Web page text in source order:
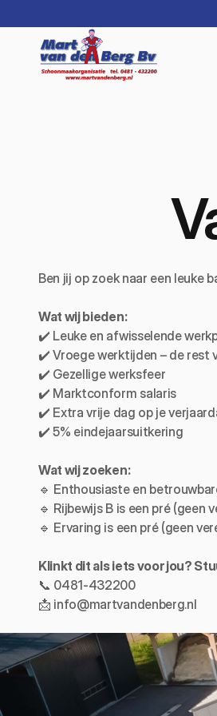
Ben jij op zoek naar een leuke
Wat wij bieden:
✔️ Leuke en afwisselende
✔️ Vroege werktijden – de rest
✔️ Gezellige werksfeer
✔️ Marktconform salaris
✔️ Extra vrije dag op je
✔️ 5% eindejaarsuitkering
Wat wij zoeken:
🔹 Enthousiaste en
🔹 Rijbewijs B is een pré (geen
🔹 Ervaring is een pré (geen
Klinkt dit als iets voor jou?
📞 0481-432200
📩 info@martvandenberg.nl